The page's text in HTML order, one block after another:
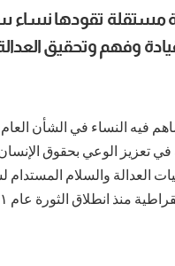
مستقلة تقودها
وفهم وتحقيق
فيه النساء في الشأن العام
تعزيز الوعي بحقوق
العدالة والسلام
منذ انطلاق الثورة عام ٢٠١١.